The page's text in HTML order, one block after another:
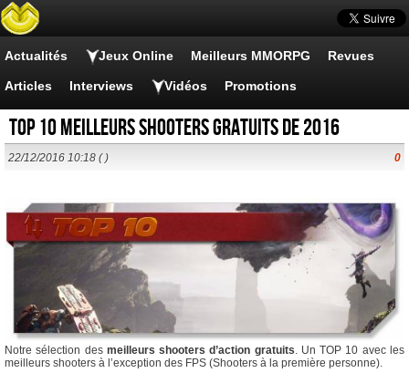
Actualités Jeux Online Meilleurs MMORPG Revues
Articles Interviews Vidéos Promotions
TOP 10 Meilleurs shooters gratuits de 2016
22/12/2016 10:18 ( ) 0
Notre sélection des meilleurs shooters d’action gratuits. Un TOP 10 avec les
meilleurs shooters à l’exception des FPS (Shooters à la première personne).